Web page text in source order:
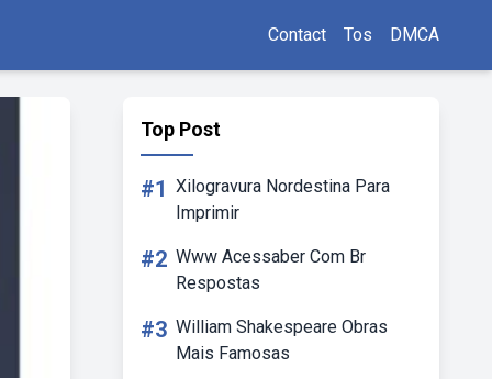
Contact Tos DMCA
Top Post
#1 Xilogravura Nordestina Para
Imprimir
#2 Www Acessaber Com Br
Respostas
#3 William Shakespeare Obras
Mais Famosas